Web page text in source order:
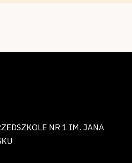
NR 1 IM. JANA